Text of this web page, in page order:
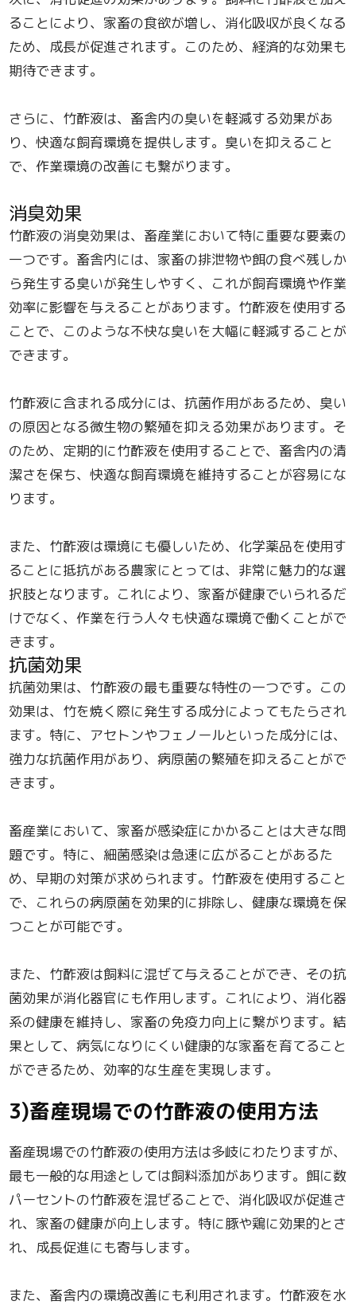
ることにより、家畜の食欲が増し、消化吸収が良くなる
ため、成長が促進されます。このため、経済的な効果も
期待できます。
さらに、竹酢液は、畜舎内の臭いを軽減する効果があ
り、快適な飼育環境を提供します。臭いを抑えること
で、作業環境の改善にも繋がります。
消臭効果
竹酢液の消臭効果は、畜産業において特に重要な要素の
一つです。畜舎内には、家畜の排泄物や餌の食べ残しか
ら発生する臭いが発生しやすく、これが飼育環境や作業
効率に影響を与えることがあります。竹酢液を使用する
ことで、このような不快な臭いを大幅に軽減することが
できます。
竹酢液に含まれる成分には、抗菌作用があるため、臭い
の原因となる微生物の繁殖を抑える効果があります。そ
のため、定期的に竹酢液を使用することで、畜舎内の清
潔さを保ち、快適な飼育環境を維持することが容易にな
ります。
また、竹酢液は環境にも優しいため、化学薬品を使用す
ることに抵抗がある農家にとっては、非常に魅力的な選
択肢となります。これにより、家畜が健康でいられるだ
けでなく、作業を行う人々も快適な環境で働くことがで
きます。
抗菌効果
抗菌効果は、竹酢液の最も重要な特性の一つです。この
効果は、竹を焼く際に発生する成分によってもたらされ
ます。特に、アセトンやフェノールといった成分には、
強力な抗菌作用があり、病原菌の繁殖を抑えることがで
きます。
畜産業において、家畜が感染症にかかることは大きな問
題です。特に、細菌感染は急速に広がることがあるた
め、早期の対策が求められます。竹酢液を使用すること
で、これらの病原菌を効果的に排除し、健康な環境を保
つことが可能です。
また、竹酢液は飼料に混ぜて与えることができ、その抗
菌効果が消化器官にも作用します。これにより、消化器
系の健康を維持し、家畜の免疫力向上に繋がります。結
果として、病気になりにくい健康的な家畜を育てること
ができるため、効率的な生産を実現します。
3)畜産現場での竹酢液の使用方法
畜産現場での竹酢液の使用方法は多岐にわたりますが、
最も一般的な用途としては飼料添加があります。餌に数
パーセントの竹酢液を混ぜることで、消化吸収が促進さ
れ、家畜の健康が向上します。特に豚や鶏に効果的とさ
れ、成長促進にも寄与します。
また、畜舎内の環境改善にも利用されます。竹酢液を水